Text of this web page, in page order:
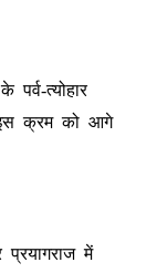
त्योहार
इस क्रम को आगे
प्रयागराज में